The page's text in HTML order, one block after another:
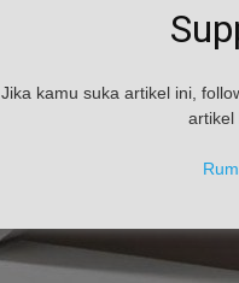
Jika kamu suka artikel ini,
artikel